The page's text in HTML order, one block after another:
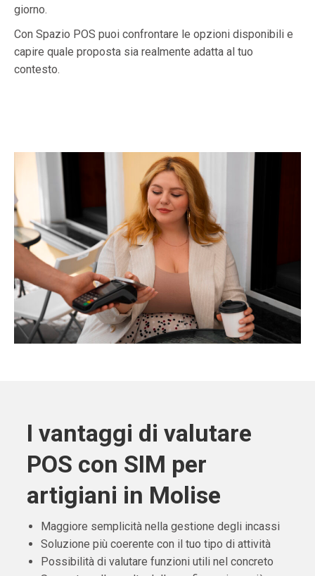
giorno.
Con Spazio POS puoi confrontare le opzioni disponibili e
capire quale proposta sia realmente adatta al tuo
contesto.
I vantaggi di valutare
POS con SIM per
artigiani in Molise
Maggiore semplicità nella gestione degli incassi
Soluzione più coerente con il tuo tipo di attività
Possibilità di valutare funzioni utili nel concreto